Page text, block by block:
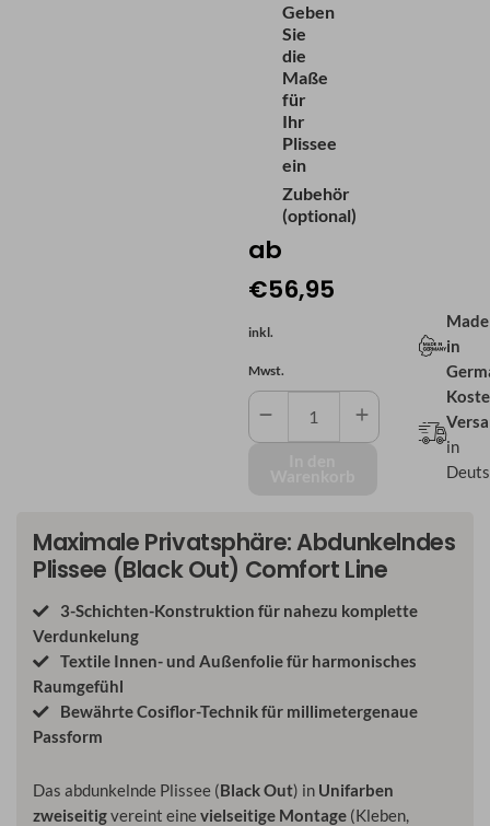
Geben
Sie
die
Maße
für
Ihr
Plissee
ein
Zubehör
(optional)
ab
€56,95
inkl.
Mwst.
Abdunkelndes
Plissee
Comfort
Line
Menge
Made
in
in
Maximale Privatsphäre: Abdunkelndes
Plissee (Black Out) Comfort Line
3-Schichten-Konstruktion für nahezu komplette
Verdunkelung
Textile Innen- und Außenfolie für harmonisches
Raumgefühl
Bewährte Cosiflor-Technik für millimetergenaue
Passform
Das abdunkelnde Plissee (Black Out) in Unifarben
zweiseitigvereint einevielseitige Montage (Kleben,